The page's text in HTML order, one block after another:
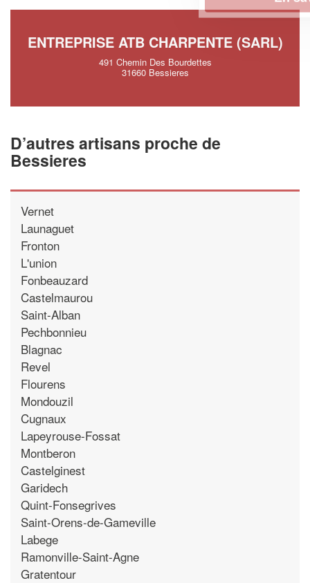
ENTREPRISE ATB CHARPENTE (SARL)
491 Chemin Des Bourdettes
31660 Bessieres
D’autres artisans proche de
Bessieres
Vernet
Launaguet
Fronton
L'union
Fonbeauzard
Castelmaurou
Saint-Alban
Pechbonnieu
Blagnac
Revel
Flourens
Mondouzil
Cugnaux
Lapeyrouse-Fossat
Montberon
Castelginest
Garidech
Quint-Fonsegrives
Saint-Orens-de-Gameville
Labege
Ramonville-Saint-Agne
Gratentour